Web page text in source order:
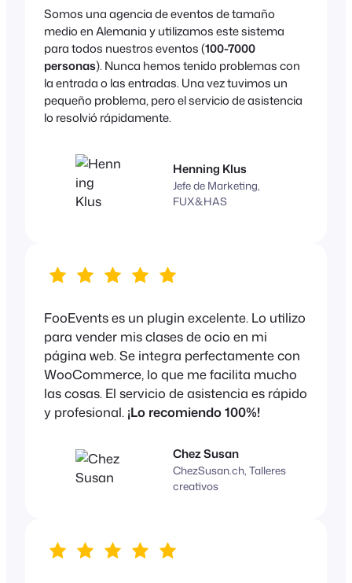
Somos una agencia de eventos de tamaño
medio en Alemania y utilizamos este sistema
para todos nuestros eventos (100-7000
personas). Nunca hemos tenido problemas con
la entrada o las entradas. Una vez tuvimos un
pequeño problema, pero el servicio de asistencia
lo resolvió rápidamente.
Henning Klus
Jefe de Marketing,
FUX&HAS
FooEvents es un plugin excelente. Lo utilizo
para vender mis clases de ocio en mi
página web. Se integra perfectamente con
WooCommerce, lo que me facilita mucho
las cosas. El servicio de asistencia es rápido
y profesional. ¡Lo recomiendo 100%!
Chez Susan
ChezSusan.ch, Talleres
creativos